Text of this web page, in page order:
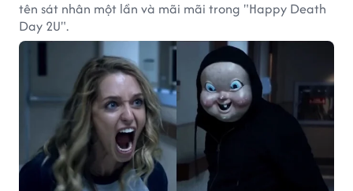
tên sát nhân một lần và mãi mãi trong "Happy Death
Day 2U".